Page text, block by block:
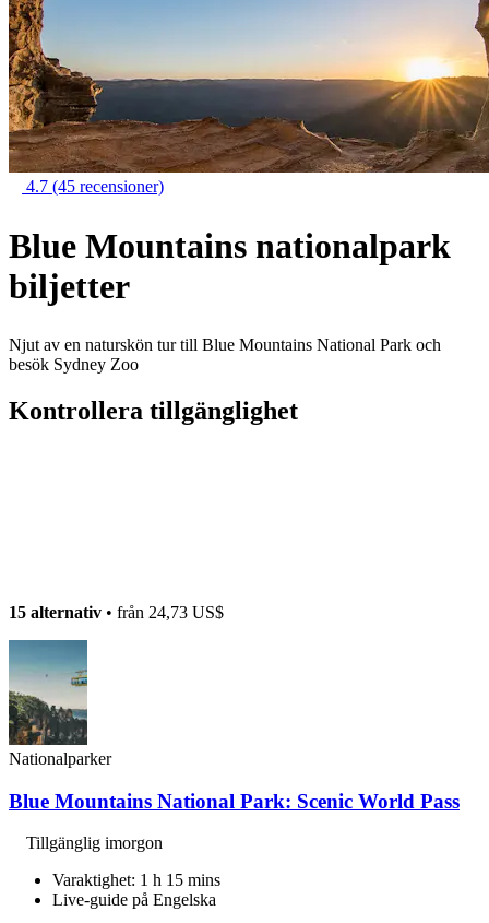
4.7 (45 recensioner)
Blue Mountains nationalpark
biljetter
Njut av en naturskön tur till Blue Mountains National Park och
besök Sydney Zoo
Kontrollera tillgänglighet
15 alternativ • från 24,73 US$
Nationalparker
Blue Mountains National Park: Scenic World Pass
Tillgänglig imorgon
Varaktighet: 1 h 15 mins
Live-guide på Engelska